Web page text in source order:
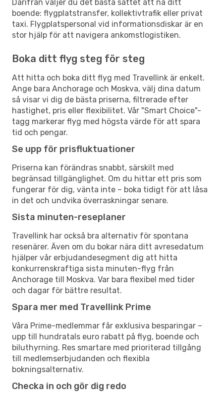
Därifrån väljer du det bästa sättet att nå ditt
boende: flygplatstransfer, kollektivtrafik eller privat
taxi. Flygplatspersonal vid informationsdiskar är en
stor hjälp för att navigera ankomstlogistiken.
Boka ditt flyg steg för steg
Att hitta och boka ditt flyg med Travellink är enkelt.
Ange bara Anchorage och Moskva, välj dina datum
så visar vi dig de bästa priserna, filtrerade efter
hastighet, pris eller flexibilitet. Vår "Smart Choice"-
tagg markerar flyg med högsta värde för att spara
tid och pengar.
Se upp för prisfluktuationer
Priserna kan förändras snabbt, särskilt med
begränsad tillgänglighet. Om du hittar ett pris som
fungerar för dig, vänta inte – boka tidigt för att låsa
in det och undvika överraskningar senare.
Sista minuten-reseplaner
Travellink har också bra alternativ för spontana
resenärer. Även om du bokar nära ditt avresedatum
hjälper vår erbjudandesegment dig att hitta
konkurrenskraftiga sista minuten-flyg från
Anchorage till Moskva. Var bara flexibel med tider
och dagar för bättre resultat.
Spara mer med Travellink Prime
Våra Prime-medlemmar får exklusiva besparingar –
upp till hundratals euro rabatt på flyg, boende och
biluthyrning. Res smartare med prioriterad tillgång
till medlemserbjudanden och flexibla
bokningsalternativ.
Checka in och gör dig redo